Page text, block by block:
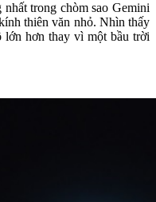
trong chòm sao Gemini
thiên văn nhỏ. Nhìn thấy
lớn hơn thay vì một bầu trời